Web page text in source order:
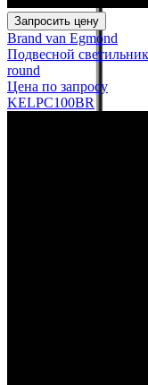
Запросить цену
Brand van Egmond
Подвесной
round
Цена по запросу
KELPC100BR